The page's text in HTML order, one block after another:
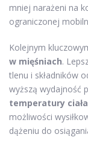
mniej narażeni na
ograniczonej
Kolejnym
w mięśniach.
tlenu i składników
wyższą wydajność
temperatury
możliwości
dążeniu do